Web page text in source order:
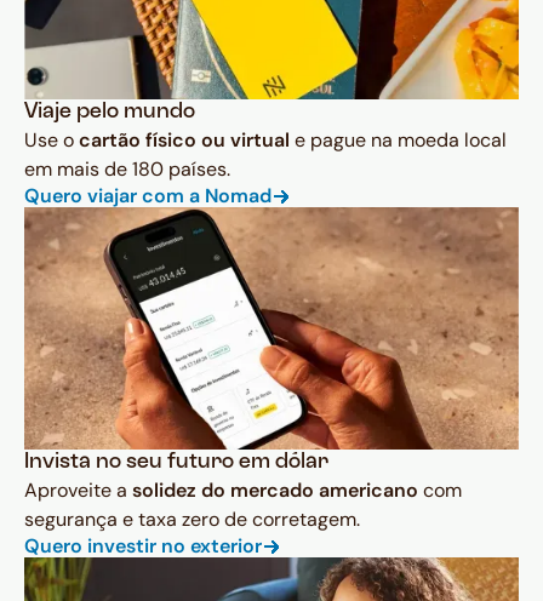
Viaje pelo mundo
Use ocartão físico ou virtual e pague na moeda local
em mais de 180 países.
Quero viajar com a Nomad
Invista no seu futuro em dólar
Aproveite a solidez do mercado americano com
segurança e taxa zero de corretagem.
Quero investir no exterior